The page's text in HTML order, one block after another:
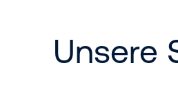
Unsere